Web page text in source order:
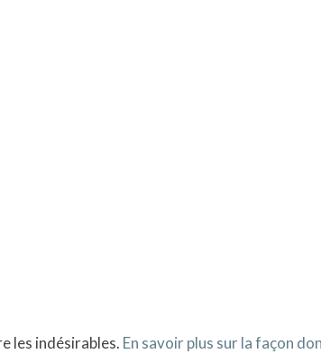
les indésirables. En savoir plus sur la façon